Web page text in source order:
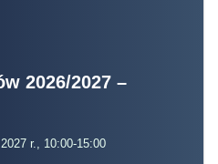
2026/2027 –
r., 10:00-15:00